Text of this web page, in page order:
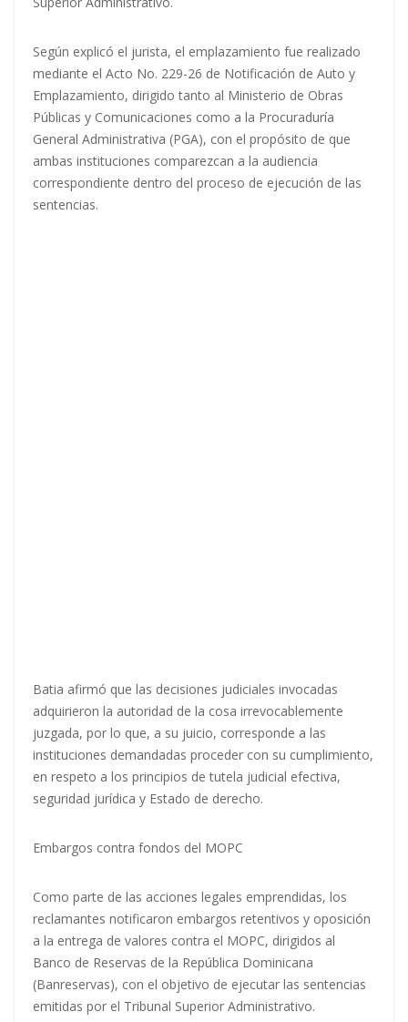
Según explicó el jurista, el emplazamiento fue realizado
mediante el Acto No. 229-26 de Notificación de Auto y
Emplazamiento, dirigido tanto al Ministerio de Obras
Públicas y Comunicaciones como a la Procuraduría
General Administrativa (PGA), con el propósito de que
ambas instituciones comparezcan a la audiencia
correspondiente dentro del proceso de ejecución de las
sentencias.
Batia afirmó que las decisiones judiciales invocadas
adquirieron la autoridad de la cosa irrevocablemente
juzgada, por lo que, a su juicio, corresponde a las
instituciones demandadas proceder con su cumplimiento,
en respeto a los principios de tutela judicial efectiva,
seguridad jurídica y Estado de derecho.
Embargos contra fondos del MOPC
Como parte de las acciones legales emprendidas, los
reclamantes notificaron embargos retentivos y oposición
a la entrega de valores contra el MOPC, dirigidos al
Banco de Reservas de la República Dominicana
(Banreservas), con el objetivo de ejecutar las sentencias
emitidas por el Tribunal Superior Administrativo.